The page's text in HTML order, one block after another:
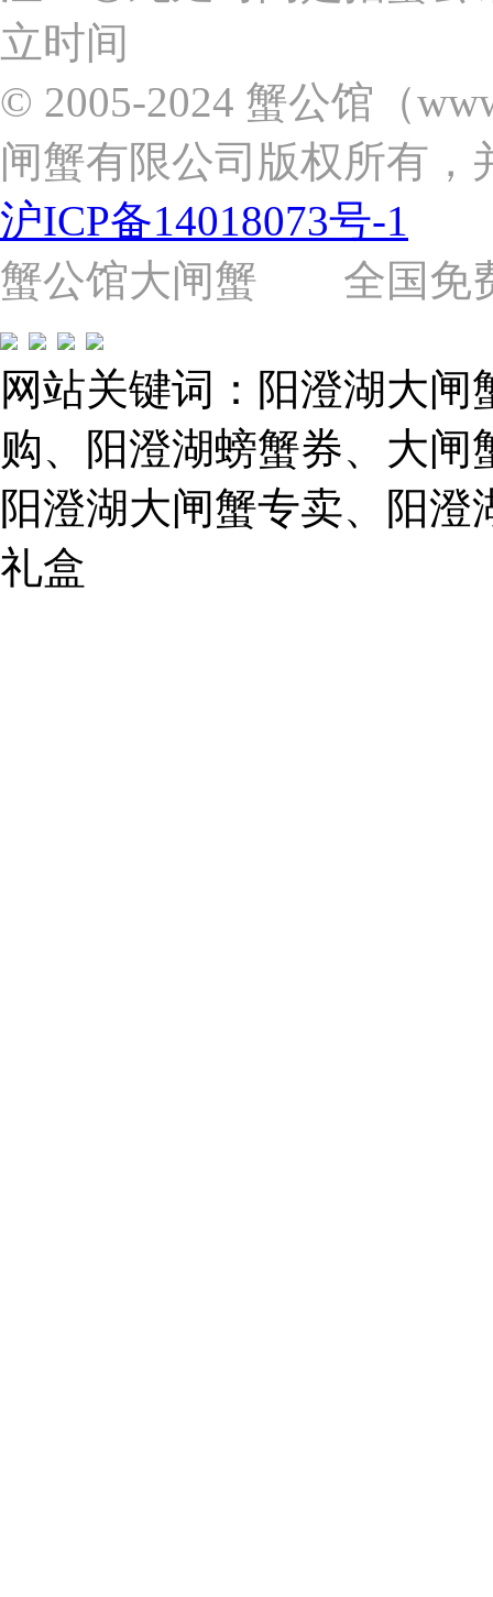
市
浦
东
区
杨
路
号
（靠
近
苗
圃
路）
Tel:
021-
62243579
E-
mail:
859749344@qq.com
1019225591
立时间
© 2005-2024 蟹公馆（
闸蟹有限公司版权所有，
沪ICP备14018073号-1
蟹公馆大闸蟹 全国免费
网站关键词：阳澄湖大
购、阳澄湖螃蟹券、大
阳澄湖大闸蟹专卖、阳
礼盒